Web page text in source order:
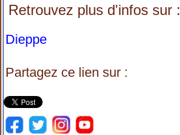
Retrouvez plus d'infos sur :
Dieppe
Partagez ce lien sur :